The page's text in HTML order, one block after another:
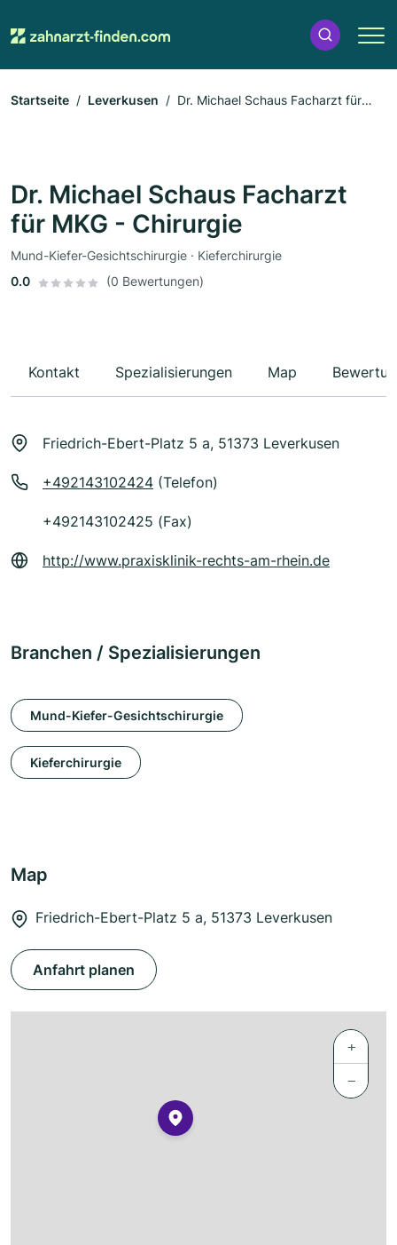
Startseite Leverkusen
Dr. Michael Schaus Facharzt für
Dr. Michael Schaus Facharzt
für MKG - Chirurgie
Mund-Kiefer-Gesichtschirurgie · Kieferchirurgie
0.0
(0 Bewertungen)
Kontakt Spezialisierungen Map
Friedrich-Ebert-Platz 5 a, 51373 Leverkusen
+492143102424 (Telefon)
+492143102425 (Fax)
http://www.praxisklinik-rechts-am-rhein.de
Branchen / Spezialisierungen
Mund-Kiefer-Gesichtschirurgie
Kieferchirurgie
Map
Friedrich-Ebert-Platz 5 a, 51373 Leverkusen
Anfahrt planen
+
−